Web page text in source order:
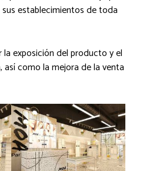
establecimientos de toda
exposición del producto y el
como la mejora de la venta